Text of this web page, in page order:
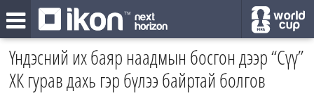
Үндэсний их баяр наадмын босгон дээр “Сүү”
ХК гурав дахь гэр бүлээ байртай болгов